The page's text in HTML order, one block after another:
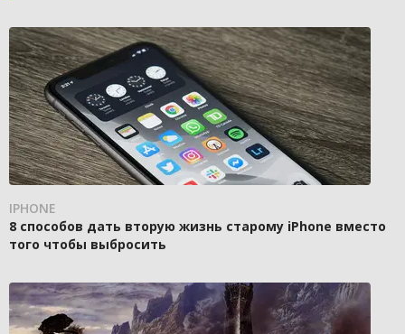
IPHONE
8 способов дать вторую жизнь старому iPhone вместо
того чтобы выбросить